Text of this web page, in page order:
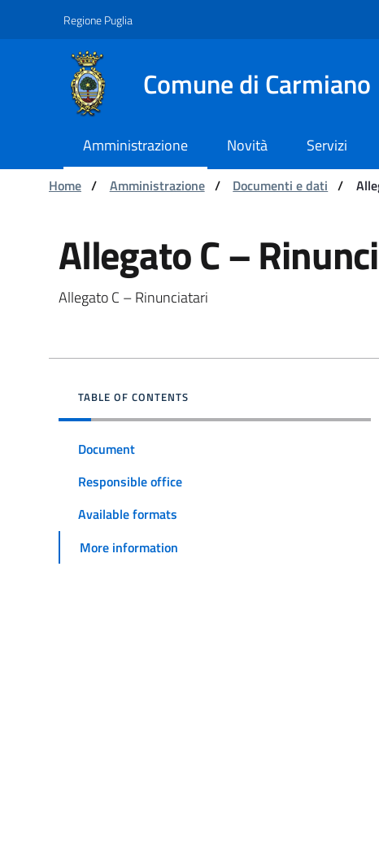
Navigation
Skip to ContentRegione Puglia
Comune di Carmiano
Amministrazione Novità Servizi
You are:
Home / Amministrazione / Documenti e dati /
Allegato C –
Allegato C –
Allegato C – Rinunciatari
TABLE OF CONTENTS
Document
Responsible office
Available formats
More information